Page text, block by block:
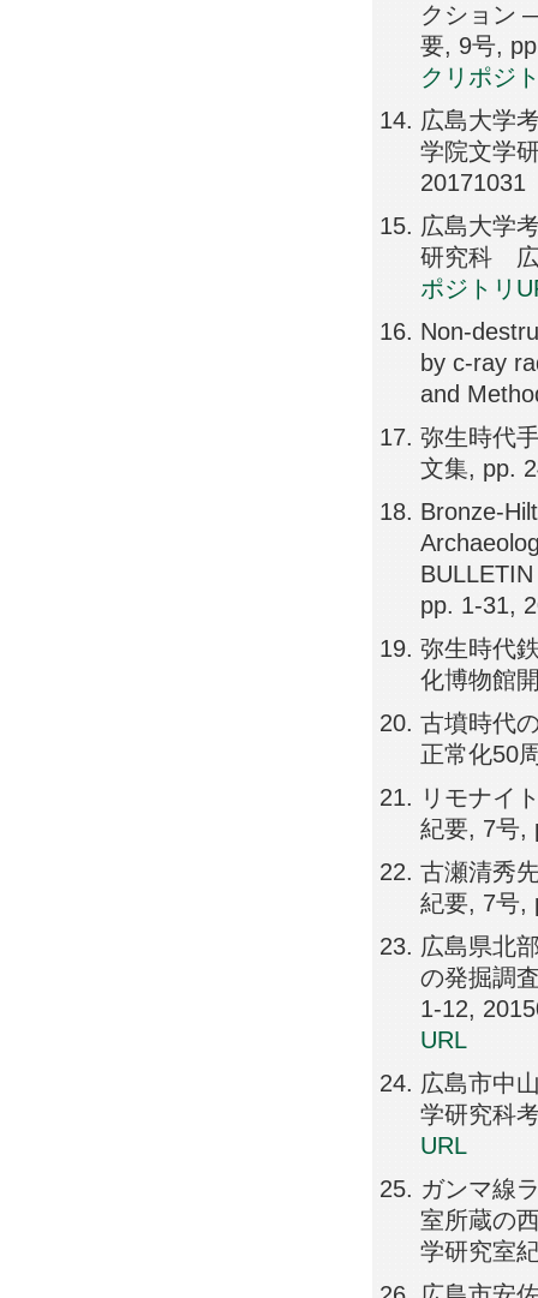
クション
要, 9号,
ク リポジ
広島大学
学院文学
20171031
広島大学
研究科 広
ポジトリ
Non-
by c-ray
and
弥生時代
文集, pp.
Bronze-
pp. 1-31,
弥生時代
化博物館
古墳時代
正常化50
リモナイ
紀要, 7号,
古瀬清秀
紀要, 7号,
広島県北
の発掘調
1-12,
URL
広島市中
学研究科
URL
ガンマ線
室所蔵の
学研究室